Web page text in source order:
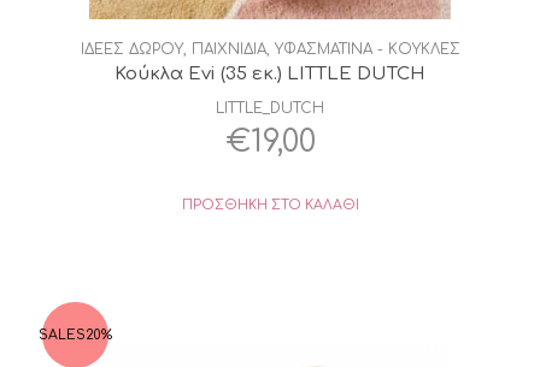
ΙΔΕΕΣ ΔΩΡΟΥ, ΠΑΙΧΝΙΔΙΑ, ΥΦΑΣΜΑΤΙΝΑ - ΚΟΥΚΛΕΣ
Κούκλα Evi (35 εκ.) LITTLE DUTCH
LITTLE_DUTCH
€19,00
ΠΡΟΣΘΉΚΗ ΣΤΟ ΚΑΛΆΘΙ
SALES20%